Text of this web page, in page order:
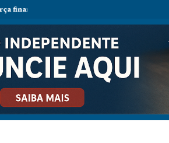
sustentável e aposta no impacto social